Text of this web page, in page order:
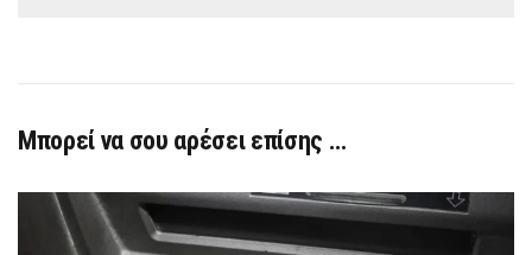
Μπορεί να σου αρέσει επίσης …